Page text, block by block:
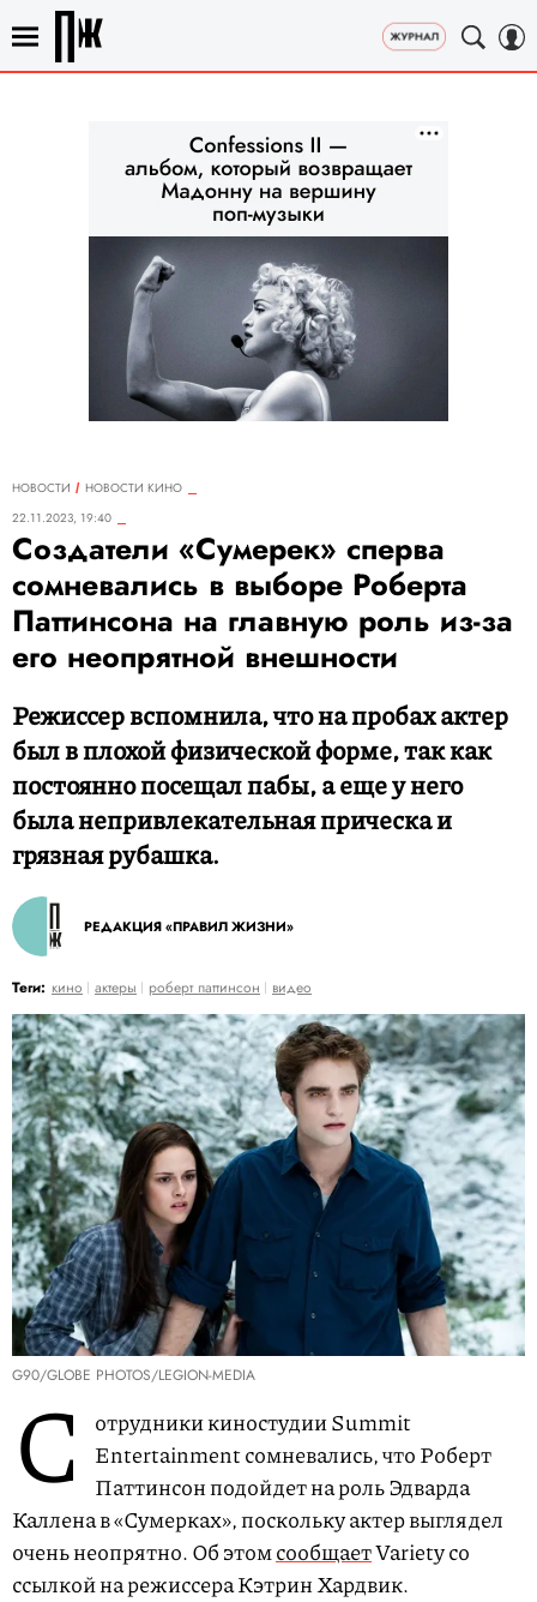
НОВОСТИ
НОВОСТИ КИНО
22.11.2023, 19:40
Создатели «Сумерек» сперва
сомневались в выборе Роберта
Паттинсона на главную роль из-за
его неопрятной внешности
Режиссер вспомнила, что на пробах актер
был в плохой физической форме, так как
постоянно посещал пабы, а еще у него
была непривлекательная прическа и
грязная рубашка.
РЕДАКЦИЯ «ПРАВИЛ ЖИЗНИ»
Теги: кино актеры роберт паттинсон видео
G90/GLOBE PHOTOS/LEGION-MEDIA
С
отрудники киностудии Summit
Entertainment сомневались, что Роберт
Паттинсон подойдет на роль Эдварда
Каллена в «Сумерках», поскольку актер выглядел
очень неопрятно. Об этомсообщаетVariety со
ссылкой на режиссера Кэтрин Хардвик.